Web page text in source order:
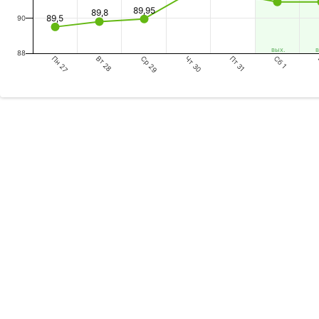
вых.
89,5
89,8 89,95
Пн 27 Вт 28 Ср 29 Чт 30 Пт 31 Сб 1
88
90